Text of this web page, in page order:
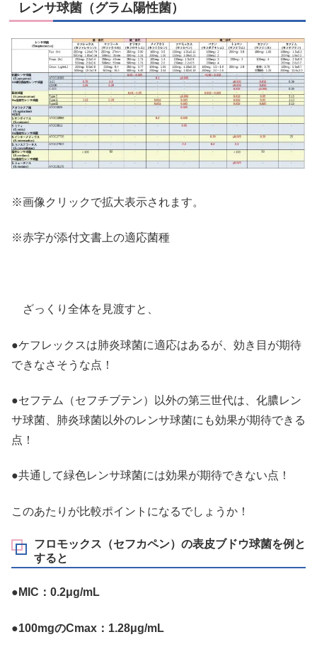
レンサ球菌（グラム陽性菌）
※画像クリックで拡大表示されます。
※赤字が添付文書上の適応菌種
ざっくり全体を見渡すと、
●ケフレックスは肺炎球菌に適応はあるが、効き目が期待
できなさそうな点！
●セフテム（セフチブテン）以外の第三世代は、化膿レン
サ球菌、肺炎球菌以外のレンサ球菌にも効果が期待できる
点！
●共通して緑色レンサ球菌には効果が期待できない点！
このあたりが比較ポイントになるでしょうか！
フロモックス（セフカペン）の表皮ブドウ球菌を例と
すると
●MIC：0.2μg/mL
●100mgのCmax：1.28μg/mL